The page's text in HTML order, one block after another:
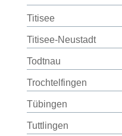
Titisee
Titisee-Neustadt
Todtnau
Trochtelfingen
Tübingen
Tuttlingen